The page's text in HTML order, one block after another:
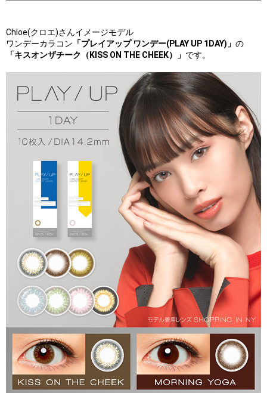
Chloe(クロエ)さんイメージモデル
ワンデーカラコン 「プレイアップ ワンデー(PLAY UP 1DAY)」 の
「キスオンザチーク（KISS ON THE CHEEK）」 です。